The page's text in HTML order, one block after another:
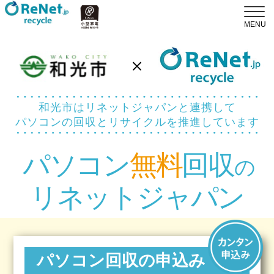
和光市はリネットジャパンと連携して
パソコンの回収とリサイクルを推進しています
パソコン無料回収の
リネットジャパン
パソコン回収の申込み